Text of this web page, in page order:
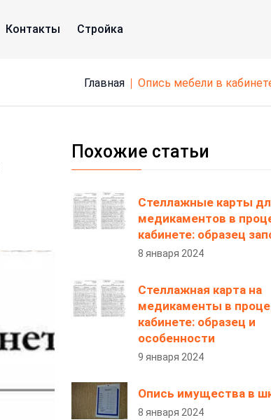
Контакты Стройка
Главная опись мебели в
Похожие статьи
Стеллажные карты
медикаментов в
кабинете: образец
8 января 2024
Стеллажная карта на
медикаменты в
кабинете: образец и
особенности
9 января 2024
Опись имущества в
8 января 2024